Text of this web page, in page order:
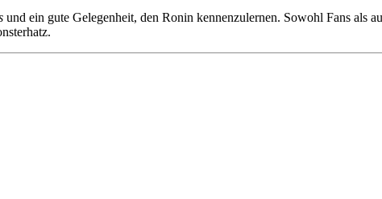
und ein gute Gelegenheit, den Ronin kennenzulernen. Sowohl Fans als